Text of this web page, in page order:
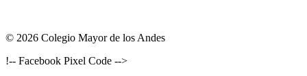
© 2026 Colegio Mayor de los Andes
!-- Facebook Pixel Code -->